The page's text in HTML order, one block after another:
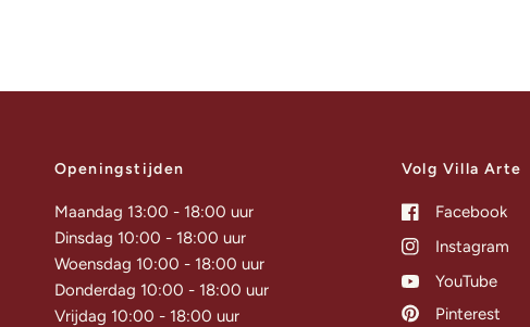
Openingstijden
Maandag 13:00 - 18:00 uur
Dinsdag 10:00 - 18:00 uur
Woensdag 10:00 - 18:00 uur
Donderdag 10:00 - 18:00 uur
Vrijdag 10:00 - 18:00 uur
Volg Villa Arte
Facebook
Instagram
YouTube
Pinterest